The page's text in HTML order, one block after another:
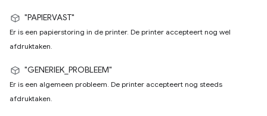
"PAPIERVAST"
Er is een papierstoring in de printer. De printer accepteert nog wel
afdruktaken.
"GENERIEK_PROBLEEM"
Er is een algemeen probleem. De printer accepteert nog steeds
afdruktaken.